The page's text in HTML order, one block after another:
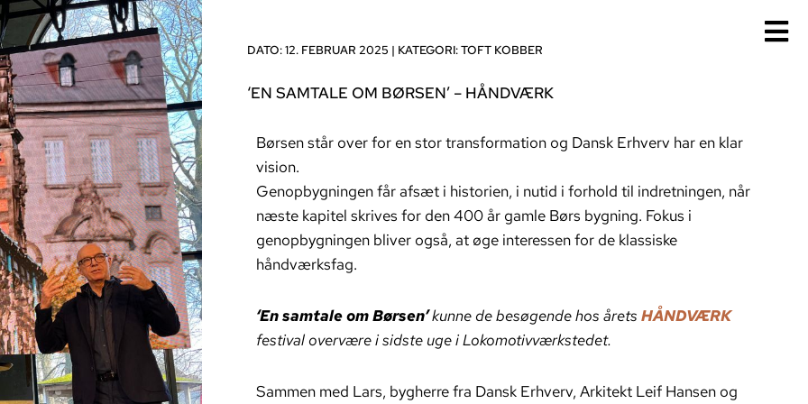
DATO: 12. FEBRUAR 2025 | KATEGORI:TOFT KOBBER
‘EN SAMTALE OM BØRSEN’ – HÅNDVÆRK
Børsen står over for en stor transformation og Dansk Erhverv har en klar
vision.
Genopbygningen får afsæt i historien, i nutid i forhold til indretningen, når
næste kapitel skrives for den 400 år gamle Børs bygning. Fokus i
genopbygningen bliver også, at øge interessen for de klassiske
håndværksfag.
‘En samtale om Børsen’kunne de besøgende hos årets HÅNDVÆRK
festival overvære i sidste uge i Lokomotivværkstedet.
Sammen med Lars, bygherre fra Dansk Erhverv, Arkitekt Leif Hansen og